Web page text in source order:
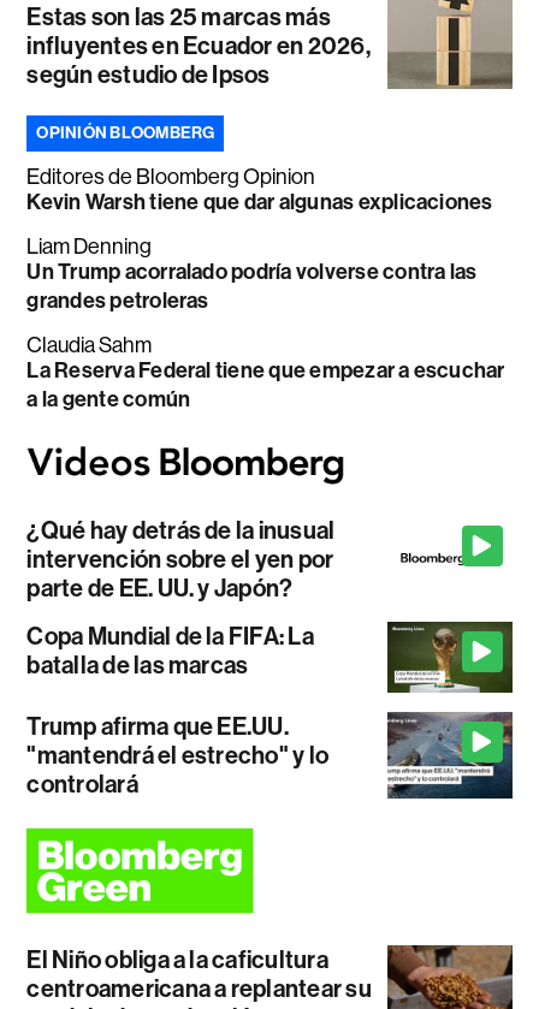
Estas son las 25 marcas más
influyentes en Ecuador en 2026,
según estudio de Ipsos
OPINIÓN BLOOMBERG
Editores de Bloomberg Opinion
Kevin Warsh tiene que dar algunas explicaciones
Liam Denning
Un Trump acorralado podría volverse contra las
grandes petroleras
Claudia Sahm
La Reserva Federal tiene que empezar a escuchar
a la gente común
¿Qué hay detrás de la inusual
intervención sobre el yen por
parte de EE. UU. y Japón?
Copa Mundial de la FIFA: La
batalla de las marcas
Trump afirma que EE.UU.
"mantendrá el estrecho" y lo
controlará
El Niño obliga a la caficultura
centroamericana a replantear su